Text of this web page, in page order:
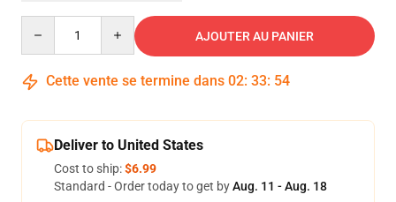
AJOUTER AU PANIER
Cette vente se termine dans 02: 33: 54
Deliver to United States
Cost to ship:$6.99
Standard - Order today to get byAug. 11 - Aug. 18